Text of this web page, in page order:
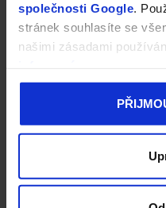
společnosti Google .
stránek souhlasíte se
našimi zásadami